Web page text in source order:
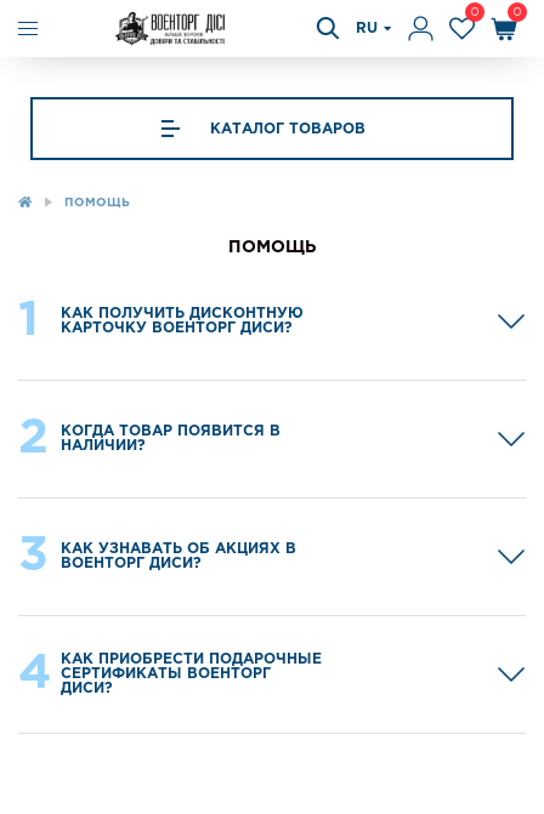
RU
0 0
КАТАЛОГ ТОВАРОВ
ПОМОЩЬ
ПОМОЩЬ
1
КАК ПОЛУЧИТЬ ДИСКОНТНУЮ
КАРТОЧКУ ВОЕНТОРГ ДИСИ?
2
КОГДА ТОВАР ПОЯВИТСЯ В
НАЛИЧИИ?
3
КАК УЗНАВАТЬ ОБ АКЦИЯХ В
ВОЕНТОРГ ДИСИ?
4
КАК ПРИОБРЕСТИ ПОДАРОЧНЫЕ
СЕРТИФИКАТЫ ВОЕНТОРГ
ДИСИ?